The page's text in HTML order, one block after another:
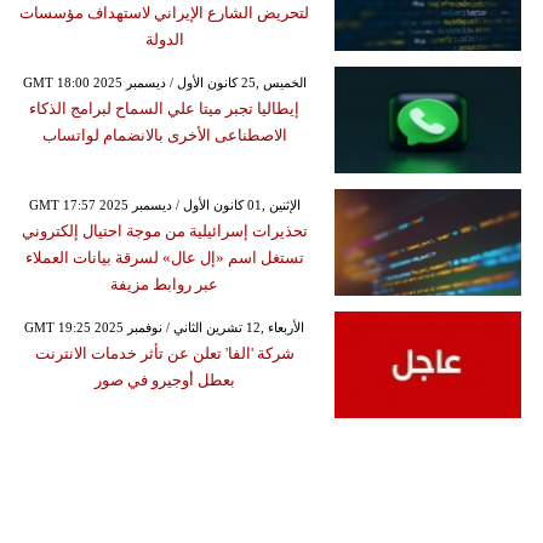
لتحريض الشارع الإيراني لاستهداف مؤسسات
الدولة
GMT 18:00 2025 الخميس ,25 كانون الأول / ديسمبر
إيطاليا تجبر ميتا علي السماح لبرامج الذكاء
الاصطناعى الأخرى بالانضمام لواتساب
GMT 17:57 2025 الإثنين ,01 كانون الأول / ديسمبر
تحذيرات إسرائيلية من موجة احتيال إلكتروني
تستغل اسم «إل عال» لسرقة بيانات العملاء
عبر روابط مزيفة
GMT 19:25 2025 الأربعاء ,12 تشرين الثاني / نوفمبر
شركة 'الفا' تعلن عن تأثر خدمات الانترنت
بعطل أوجيرو في صور